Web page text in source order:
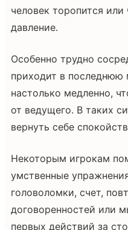
человек торопится или
давление.
Особенно трудно
приходит в последнюю
настолько медленно,
от ведущего. В таких
вернуть себе
Некоторым игрокам
умственные
головоломки, счет,
договоренностей или
первых действий за